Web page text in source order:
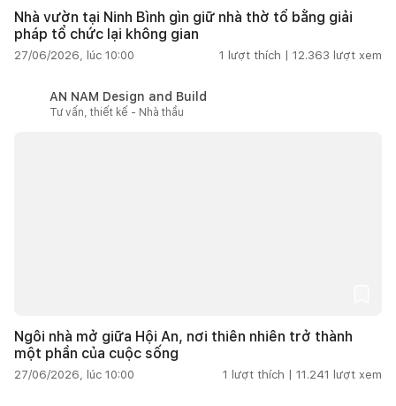
Nhà vườn tại Ninh Bình gìn giữ nhà thờ tổ bằng giải
pháp tổ chức lại không gian
27/06/2026, lúc 10:00 1 lượt thích | 12.363 lượt xem
AN NAM Design and Build
Tư vấn, thiết kế - Nhà thầu
Ngôi nhà mở giữa Hội An, nơi thiên nhiên trở thành
một phần của cuộc sống
27/06/2026, lúc 10:00 1 lượt thích | 11.241 lượt xem